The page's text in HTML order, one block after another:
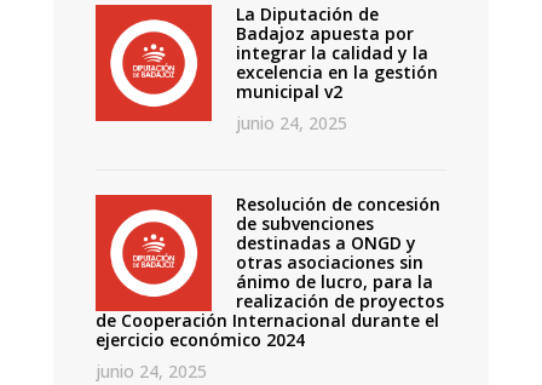
La Diputación de
Badajoz apuesta por
integrar la calidad y la
excelencia en la gestión
municipal v2
junio 24, 2025
Resolución de concesión
de subvenciones
destinadas a ONGD y
otras asociaciones sin
ánimo de lucro, para la
realización de proyectos
de Cooperación Internacional durante el
ejercicio económico 2024
junio 24, 2025